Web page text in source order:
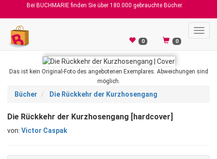
Bei BUCHMARIE finden Sie über 180.000 gebrauchte Bücher.
0 0
Das ist kein Original-Foto des angebotenen Exemplares. Abweichungen sind
möglich.
Bücher Die Rückkehr der Kurzhosengang
Die Rückkehr der Kurzhosengang [hardcover]
von: Victor Caspak